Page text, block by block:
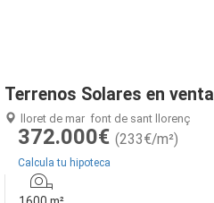
Terrenos Solares en venta
lloret de mar font de sant llorenç
372.000€ (233€/m²)
Calcula tu hipoteca